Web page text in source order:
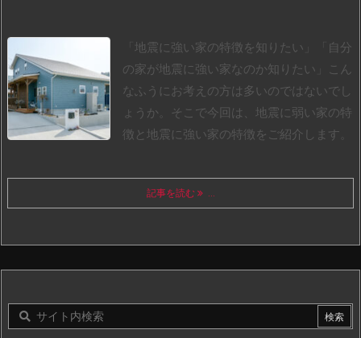
「地震に強い家の特徴を知りたい」
「自分
の家が地震に強い家なのか知りたい」
こん
なふうにお考えの方は多いのではないでし
ょうか。
そこで今回は、地震に弱い家の特
徴と地震に強い家の特徴をご紹介します。
記事を読む ...